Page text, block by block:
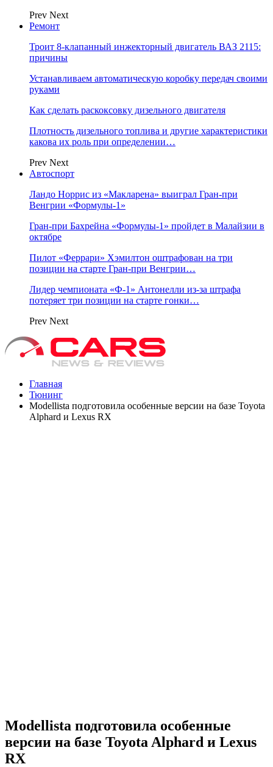
Prev Next
Ремонт
Троит 8-клапанный инжекторный двигатель ВАЗ 2115:
причины
Устанавливаем автоматическую коробку передач своими
руками
Как сделать раскоксовку дизельного двигателя
Плотность дизельного топлива и другие характеристики
какова их роль при определении…
Prev Next
Автоспорт
Ландо Норрис из «Макларена» выиграл Гран‑при
Венгрии «Формулы‑1»
Гран‑при Бахрейна «Формулы‑1» пройдет в Малайзии в
октябре
Пилот «Феррари» Хэмилтон оштрафован на три
позиции на старте Гран‑при Венгрии…
Лидер чемпионата «Ф‑1» Антонелли из‑за штрафа
потеряет три позиции на старте гонки…
Prev Next
Главная
Тюнинг
Modellista подготовила особенные версии на базе Toyota
Alphard и Lexus RX
Modellista подготовила особенные
версии на базе Toyota Alphard и Lexus
RX